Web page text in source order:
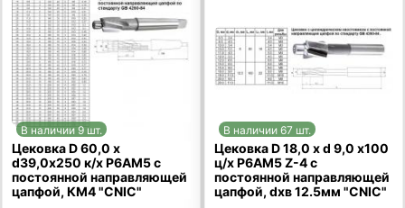
В наличии 9 шт.
Цековка D 60,0 х
d39,0х250 к/х Р6АМ5 с
постоянной направляющей
цапфой, КМ4 "CNIC"
В наличии 67 шт.
Цековка D 18,0 х d 9,0 х100
ц/х Р6АМ5 Z-4 с
постоянной направляющей
цапфой, dхв 12.5мм "CNIC"